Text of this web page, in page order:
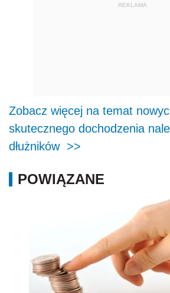
REKLAMA
Zobacz więcej na temat
skutecznego dochodzenia
dłużników >>
POWIĄZANE